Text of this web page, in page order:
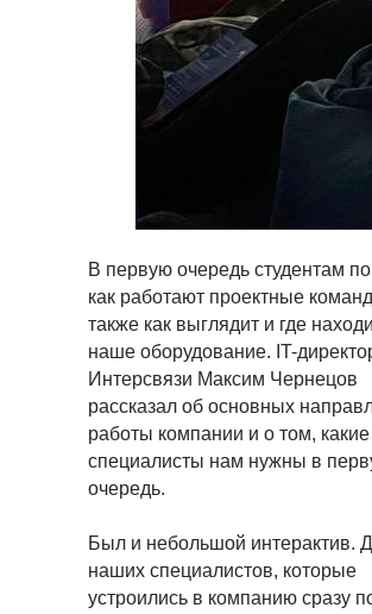
В первую очередь студентам
как работают проектные
также как выглядит и где
наше оборудование. IT-
Интерсвязи Максим Чернецов
рассказал об основных
работы компании и о том, какие
специалисты нам нужны в
очередь.
Был и небольшой интерактив.
наших специалистов, которые
устроились в компанию сразу